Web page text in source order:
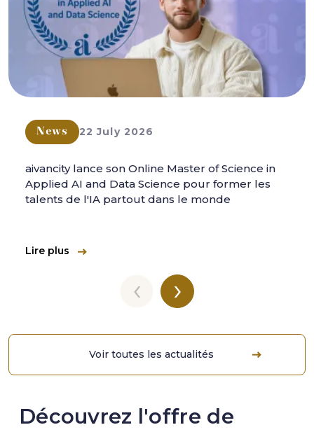
News 22 July 2026
aivancity lance son Online Master of Science in
Applied AI and Data Science pour former les
talents de l'IA partout dans le monde
Lire plus
‹ ›
Voir toutes les actualités
Découvrez l'offre de